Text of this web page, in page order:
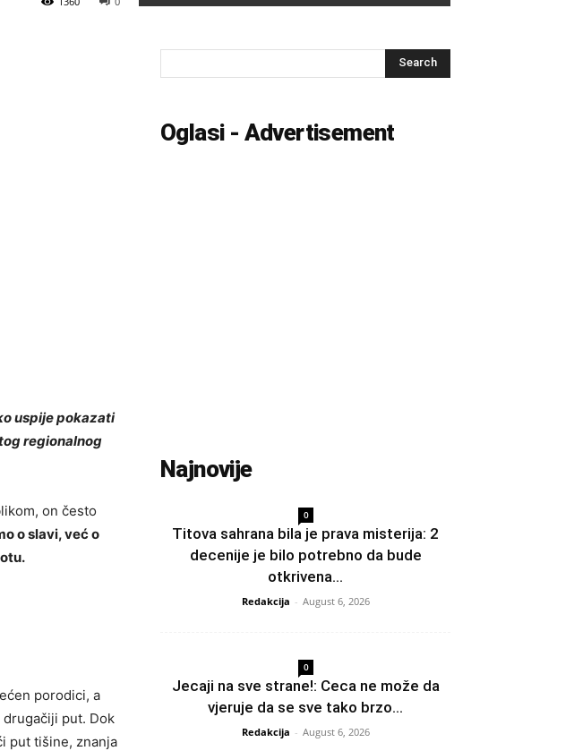
uspije pokazati
regionalnog
on često
o slavi, već o
porodici, a
put. Dok
put tišine, znanja
Oglasi - Advertisement
Najnovije
0
Titova sahrana bila je prava misterija: 2
decenije je bilo potrebno da bude
otkrivena...
Redakcija - August 6, 2026
0
Jecaji na sve strane!: Ceca ne može da
vjeruje da se sve tako brzo...
Redakcija - August 6, 2026